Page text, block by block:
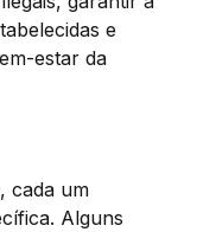
e
estar da
cada um
Alguns